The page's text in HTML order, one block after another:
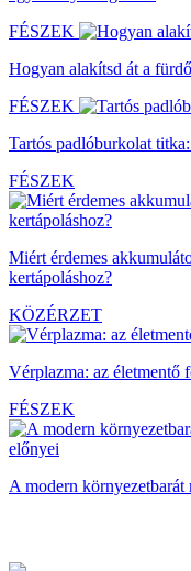
FÉSZEK
Hogyan alakítsd át a
FÉSZEK
Tartós padlóburkolat
FÉSZEK
Miért érdemes
kertápoláshoz?
KÖZÉRZET
Vérplazma: az életmentő
FÉSZEK
A modern